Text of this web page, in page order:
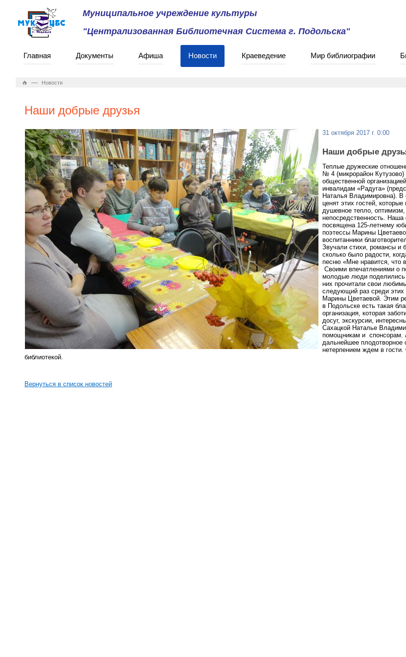
Муниципальное учреждение культуры
"Централизованная Библиотечная Система г. Подольска"
Главная Документы Афиша Новости Краеведение Мир библиографии
— Новости
Наши добрые друзья
31 октября 2017 г. 0:00
Наши добрые
Теплые дружеские
№ 4 (микрорайон Кутузово)
общественной
инвалидам «Радуга»
Наталья Владимировна). В
ценят этих гостей,
душевное тепло,
непосредственность.
посвящена 125-летнему
поэтессы Марины
воспитанники
Звучали стихи, романсы и
сколько было радости,
песню «Мне нравится,
Своими впечатлениями о
молодые люди
них прочитали свои
следующий раз среди этих
Марины Цветаевой. Этим
в Подольске есть такая
организация, которая
досуг, экскурсии,
Сахацкой Наталье
помощникам и спонсорам.
дальнейшее плодотворное
нетерпением ждем в гости.
библиотекой.
Вернуться в список новостей